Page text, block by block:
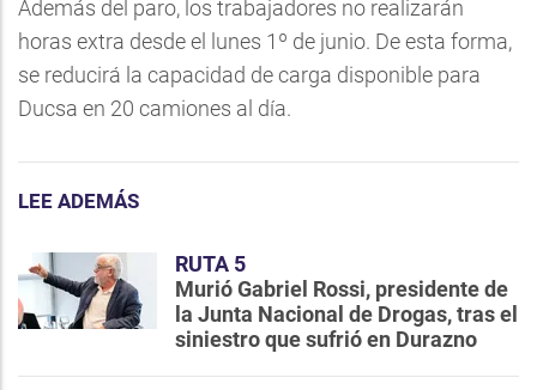
Además del paro, los trabajadores no realizarán
horas extra desde el lunes 1º de junio. De esta forma,
se reducirá la capacidad de carga disponible para
Ducsa en 20 camiones al día.
LEE ADEMÁS
RUTA 5
Murió Gabriel Rossi, presidente de
la Junta Nacional de Drogas, tras el
siniestro que sufrió en Durazno